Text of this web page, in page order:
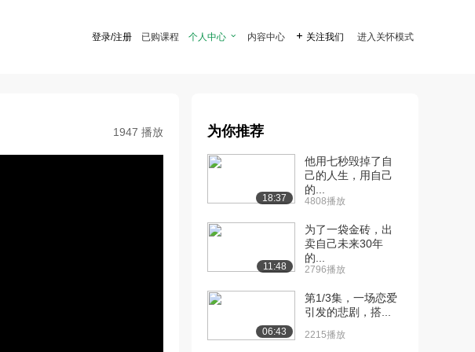
登录/注册 已购课程 个人中心  内容中心  关注我们 进入关怀模式
1947 播放 为你推荐
18:37
他用七秒毁掉了自
己的人生，用自己
的...
4808播放
11:48
为了一袋金砖，出
卖自己未来30年
的...
2796播放
06:43
第1/3集，一场恋爱
引发的悲剧，搭...
2215播放